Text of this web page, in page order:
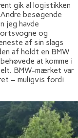
gik al logistikken
besøgende
jeg havde
og
af sin slags
af holdt en BMW
at komme i
BMW-mærket var
– muligvis fordi